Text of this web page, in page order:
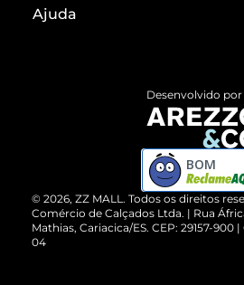
Termos de Uso
ZZ MALL é confiável
Cartão Presente
Vendas Corporativas
Ajuda
Devolução do Produto
Compre pelo WhatsApp
© 2026, ZZ MALL. Todos os direitos
Comércio de Calçados Ltda. | Rua
Mathias, Cariacica/ES. CEP: 29157-900
04
Desenvolvido por
BOM